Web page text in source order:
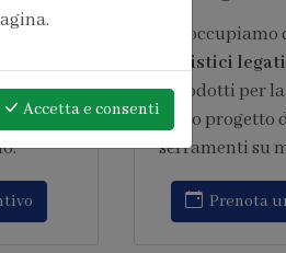
di
gli
per i
Garantiamo
vendita
intervenendo
tipo di
progetto di
serramenti su
Accettae consenti